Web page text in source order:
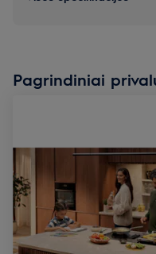
Pagrindiniai